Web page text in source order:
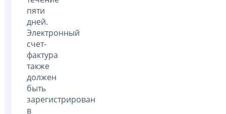
пяти
дней.
Электронный
счет-
фактура
также
должен
быть
зарегистрирован
в